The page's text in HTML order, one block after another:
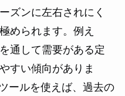
ズンに左右されにく
められます。例え
通して需要がある定
すい傾向がありま
ールを使えば、過去の